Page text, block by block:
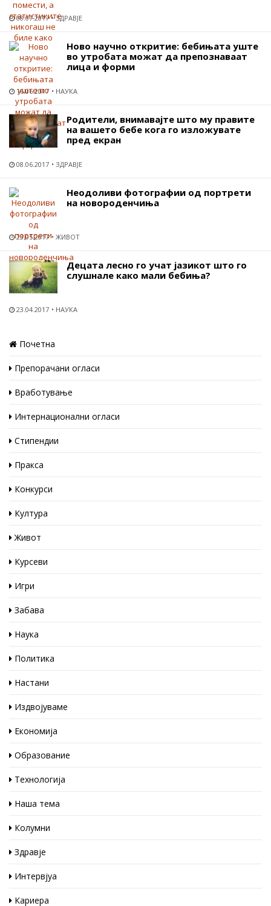
08.07.2017 ЗДРАВЈЕ
Ново научно откритие: бебињата уште
во утробата можат да препознаваат
лица и форми
16.06.2017 НАУКА
Родители, внимавајте што му правите
на вашето бебе кога го изложувате
пред екран
08.06.2017 ЗДРАВЈЕ
Неодоливи фотографии од портрети
на новороденчиња
23.05.2017 ЖИВОТ
Децата лесно го учат јазикот што го
слушнале како мали бебиња?
23.04.2017 НАУКА
Почетна
Препорачани огласи
Вработување
Интернационални огласи
Стипендии
Пракса
Конкурси
Култура
Живот
Курсеви
Игри
Забава
Наука
Политика
Настани
Издвојуваме
Економија
Образование
Технологија
Наша тема
Колумни
Здравје
Интервјуа
Кариера